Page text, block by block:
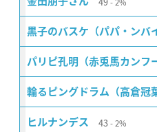
黒子のバスケ（パパ・ンバ
パリピ孔明（赤兎馬カンフ
輪るピングドラム（高倉冠
ヒルナンデス 43 2%